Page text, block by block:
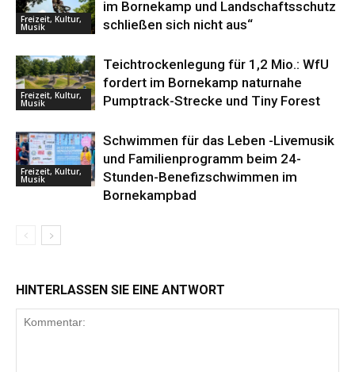
Freizeit, Kultur,
Musik
im Bornekamp und Landschaftsschutz
schließen sich nicht aus“
Freizeit, Kultur,
Musik
Teichtrockenlegung für 1,2 Mio.: WfU
fordert im Bornekamp naturnahe
Pumptrack-Strecke und Tiny Forest
Freizeit, Kultur,
Musik
Schwimmen für das Leben -Livemusik
und Familienprogramm beim 24-
Stunden-Benefizschwimmen im
Bornekampbad
HINTERLASSEN SIE EINE ANTWORT